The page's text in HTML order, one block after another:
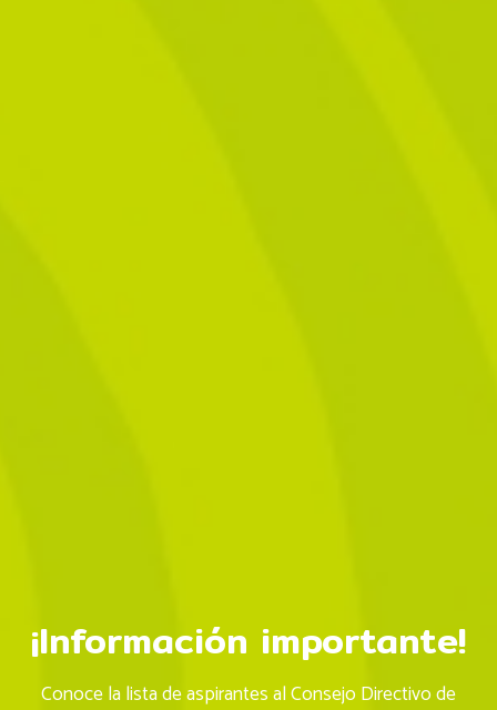
¡Celebramos el mes de
las Personas Mayores!